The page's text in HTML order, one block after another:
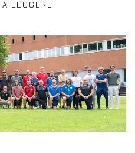
LEGGERE